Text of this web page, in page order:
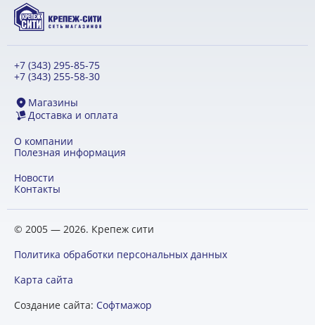
+7 (343) 295-85-75
+7 (343) 255-58-30
Магазины
Доставка и оплата
О компании
Полезная информация
Новости
Контакты
© 2005 — 2026. Крепеж сити
Политика обработки персональных данных
Карта сайта
Создание сайта: Софтмажор